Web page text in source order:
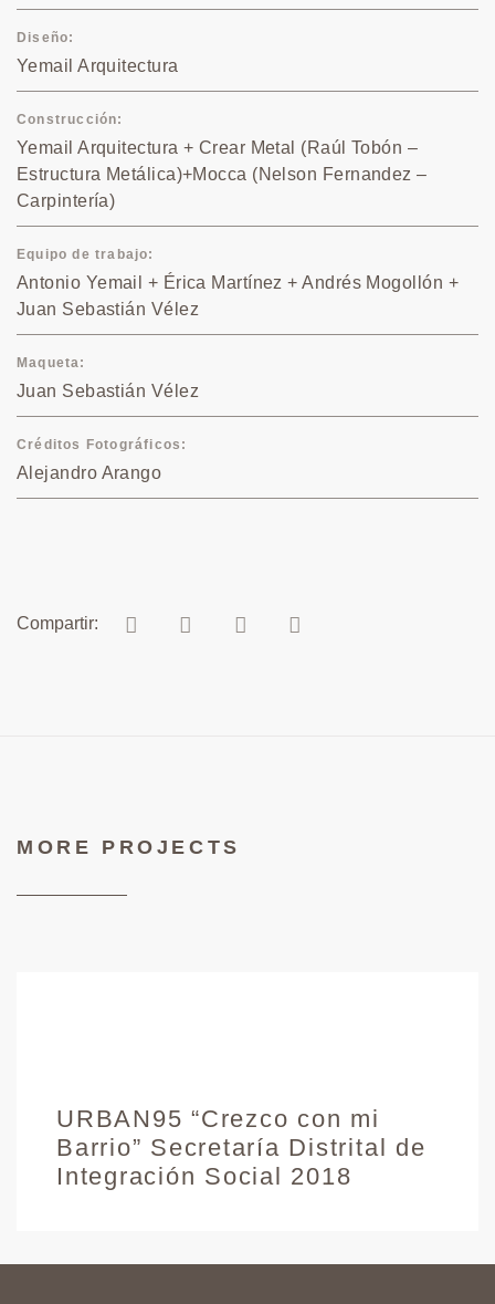
Diseño
Yemail Arquitectura
Construcción
Yemail Arquitectura + Crear Metal (Raúl Tobón –
Estructura Metálica)+Mocca (Nelson Fernandez –
Carpintería)
Equipo de trabajo
Antonio Yemail + Érica Martínez + Andrés Mogollón +
Juan Sebastián Vélez
Maqueta
Juan Sebastián Vélez
Créditos Fotográficos
Alejandro Arango
MORE PROJECTS
URBAN95 “Crezco con mi
Barrio” Secretaría Distrital de
Integración Social 2018